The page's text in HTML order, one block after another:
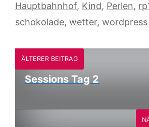
Hauptbahnhof, Kind, Perlen,
schokolade, wetter, wordpress
ÄLTERER BEITRAG
Sessions Tag 2